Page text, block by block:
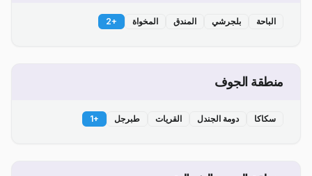
الباحة بلجرشي المندق المخواة +
2
منطقة الجوف
سكاكا دومة الجندل القريات طبرجل +
1